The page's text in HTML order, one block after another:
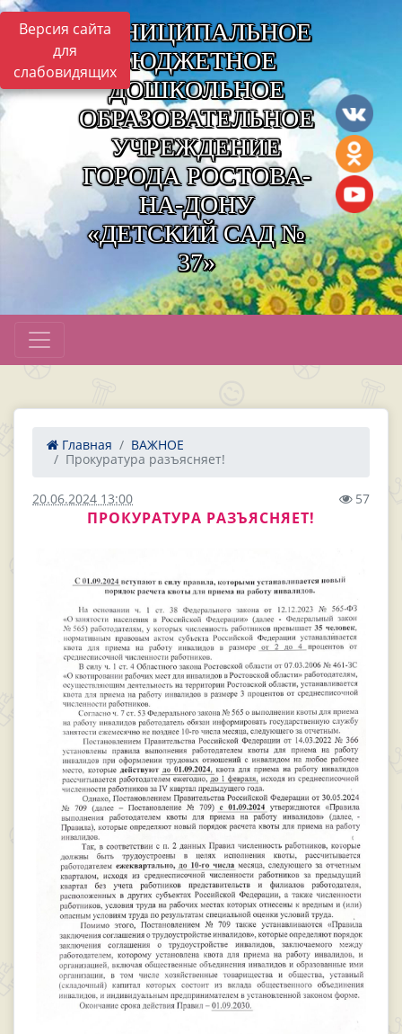
Версия сайта
для
слабовидящих
МУНИЦИПАЛЬНОЕ
БЮДЖЕТНОЕ
ДОШКОЛЬНОЕ
ОБРАЗОВАТЕЛЬНОЕ
УЧРЕЖДЕНИЕ
ГОРОДА РОСТОВА-
НА-ДОНУ
«ДЕТСКИЙ САД №
37»
Главная
ВАЖНОЕ
Прокуратура разъясняет!
20.06.2024 13:00 57
ПРОКУРАТУРА РАЗЪЯСНЯЕТ!